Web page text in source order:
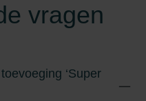
vragen
‘Super